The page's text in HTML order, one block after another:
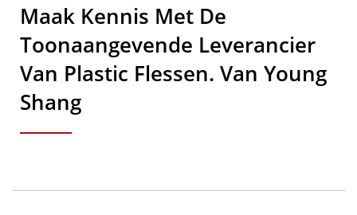
Maak Kennis Met De
Toonaangevende Leverancier
Van Plastic Flessen. Van Young
Shang